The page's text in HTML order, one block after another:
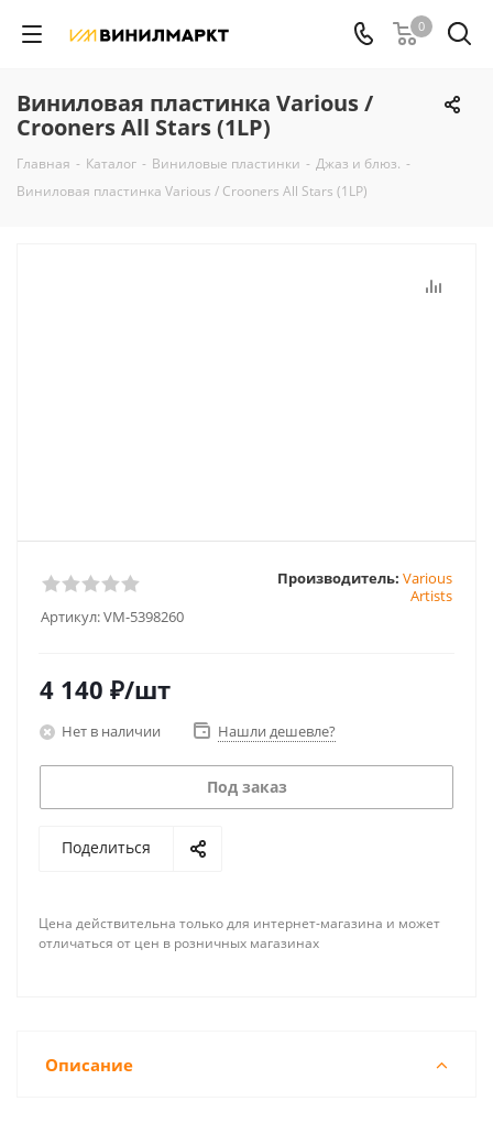
0
Виниловая пластинка Various /
Crooners All Stars (1LP)
Главная - Каталог - Виниловые пластинки - Джаз и блюз. -
Виниловая пластинка Various / Crooners All Stars (1LP)
Артикул:VM-5398260
Производитель: Various
Artists
4 140 ₽/шт
Нет в наличии Нашли дешевле?
Под заказ
Поделиться
Цена действительна только для интернет-магазина и может
отличаться от цен в розничных магазинах
Описание